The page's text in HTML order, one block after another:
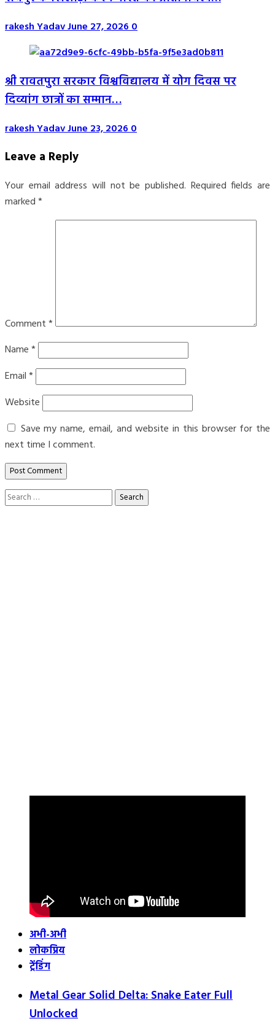
rakesh YadavJune 27, 20260
श्री रावतपुरा सरकार विश्वविद्यालय में योग दिवस पर
दिव्यांग छात्रों का सम्मान…
rakesh YadavJune 23, 20260
Leave a Reply
Your email address will not be published. Required fields are
marked*
Comment*
Name*
Email*
Website
Save my name, email, and website in this browser for the
next time I comment.
Search
अभी-अभी
लोकप्रिय
ट्रेंडिंग
Metal Gear Solid Delta: Snake Eater Full
Unlocked